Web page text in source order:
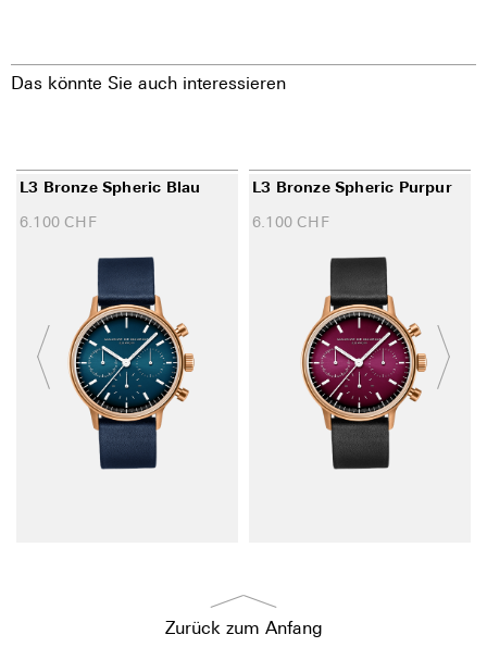
Das könnte Sie auch interessieren
L3 Bronze Spheric Blau
6.100 CHF
L3 Bronze Spheric Purpur
6.100 CHF
Zurück zum Anfang